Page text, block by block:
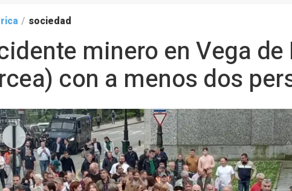
/ sociedad
minero en Vega de
con a menos dos